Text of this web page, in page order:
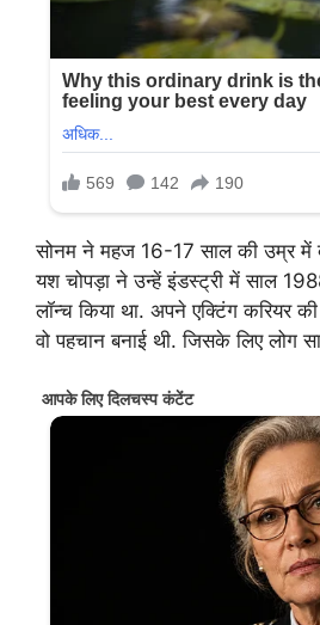
सोनम ने महज 16-17 साल की उम्र में
यश चोपड़ा ने उन्हें इंडस्ट्री में साल
लॉन्च किया था. अपने एक्टिंग करियर
वो पहचान बनाई थी. जिसके लिए लोग